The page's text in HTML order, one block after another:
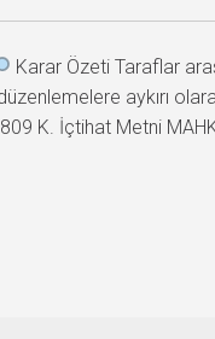
Karar Özeti Taraflar
aykırı
K. İçtihat Metni